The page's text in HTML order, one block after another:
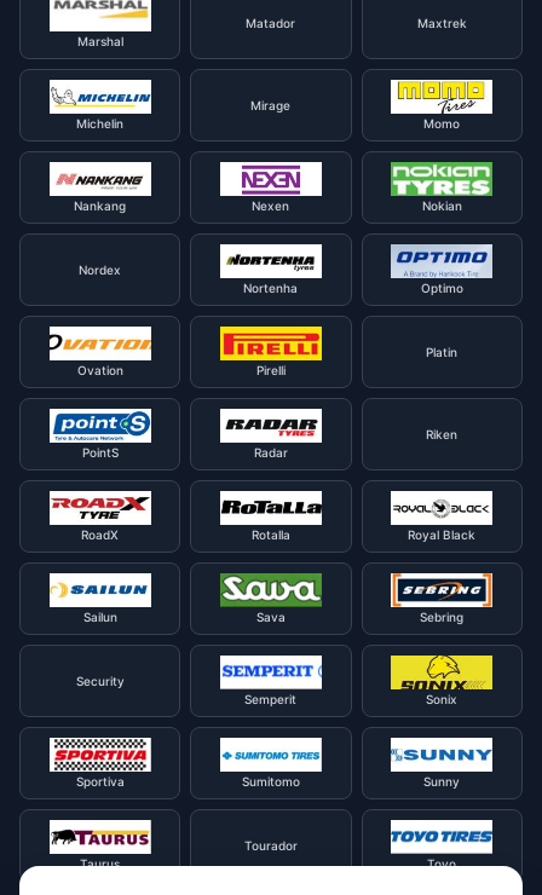
Marshal
Matador Maxtrek
Michelin
Mirage
Momo
Nankang Nexen Nokian
Nordex
Nortenha
Optimo
Ovation Pirelli
Platin
PointS Radar
Riken
RoadX Rotalla Royal Black
Sailun Sava Sebring
Security
Semperit
Sonix
Sportiva Sumitomo Sunny
Taurus
Tourador
Toyo